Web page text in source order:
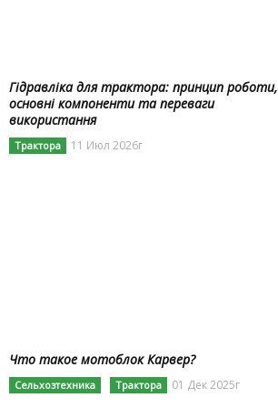
Гідравліка для трактора: принцип роботи,
основні компоненти та переваги
використання
Трактора 11 Июл 2026г
Что такое мотоблок Карвер?
Сельхозтехника Трактора 01 Дек 2025г